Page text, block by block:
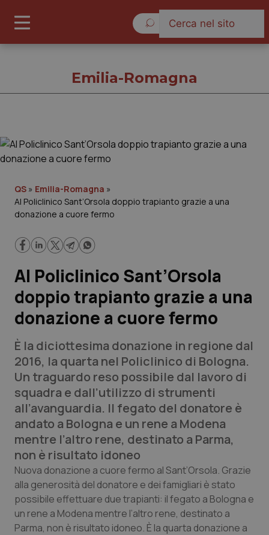
Governo e Parlamento
Regioni e Asl
Lavoro e Professioni
Scienza e Farmaci
Studi e Analisi
Lettere al direttore
Edizioni Regionali
QS Pro
Professionisti Sanitari.AI
Abruzzo
Basilicata
QS Pro Gold
Artrite & artrosi
QS Club Newsletter
Emilia-Romagna
QS » Emilia-Romagna »
Al Policlinico Sant’Orsola doppio trapianto grazie a una
donazione a cuore fermo
Al Policlinico Sant’Orsola
doppio trapianto grazie a una
donazione a cuore fermo
È la diciottesima donazione in regione dal
2016, la quarta nel Policlinico di Bologna.
Un traguardo reso possibile dal lavoro di
squadra e dall’utilizzo di strumenti
all’avanguardia. Il fegato del donatore è
andato a Bologna e un rene a Modena
mentre l’altro rene, destinato a Parma,
non è risultato idoneo
Nuova donazione a cuore fermo al Sant’Orsola. Grazie
alla generosità del donatore e dei famigliari è stato
possibile effettuare due trapianti: il fegato a Bologna e
un rene a Modena mentre l’altro rene, destinato a
Parma, non è risultato idoneo. È la quarta donazione a